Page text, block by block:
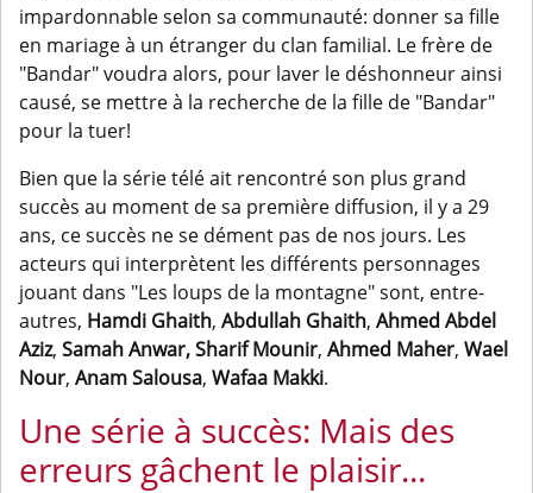
impardonnable selon sa communauté: donner sa fille
en mariage à un étranger du clan familial. Le frère de
"Bandar" voudra alors, pour laver le déshonneur ainsi
causé, se mettre à la recherche de la fille de "Bandar"
pour la tuer!
Bien que la série télé ait rencontré son plus grand
succès au moment de sa première diffusion, il y a 29
ans, ce succès ne se dément pas de nos jours. Les
acteurs qui interprètent les différents personnages
jouant dans "Les loups de la montagne" sont, entre-
autres, Hamdi Ghaith, Abdullah Ghaith, Ahmed Abdel
Aziz, Samah Anwar, Sharif Mounir, Ahmed Maher, Wael
Nour, Anam Salousa, Wafaa Makki.
Une série à succès: Mais des
erreurs gâchent le plaisir...